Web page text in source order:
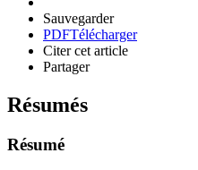
Sauvegarder
PDFTélécharger
Citer cet article
Partager
Résumés
Résumé